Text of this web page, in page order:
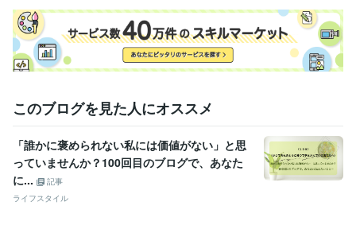
ライフスタイル・その他 / 占い師 経験年数 : 20年
ライフスタイル・その他 / カウンセラー・コーチ 経験年数 : 16年
ライフスタイル・その他 / 保育士・ベビーシッター 経験年数 : 22年
資格・検定
保育士 取得年 : 2015年
カラーセラピスト 取得年 : 2014年
得意分野
占い タロット、オラクル、ルノルマンカード
恋愛、仕事、復縁 人生総合
悩み相談・カウンセリング
悩み カラーセラピー
このブログを見た人にオススメ
「誰かに褒められない私には価値がない」と思
っていませんか？100回目のブログで、あなた
に...
記事
ライフスタイル